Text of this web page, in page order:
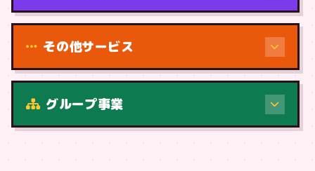
その他サービス
グループ事業